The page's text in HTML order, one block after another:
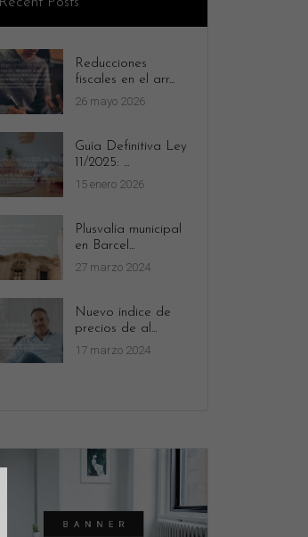
Reducciones
fiscales en el arr...
26 mayo 2026
Guía Definitiva Ley
11/2025: ...
15 enero 2026
Plusvalía municipal
en Barcel...
27 marzo 2024
Nuevo índice de
precios de al...
17 marzo 2024